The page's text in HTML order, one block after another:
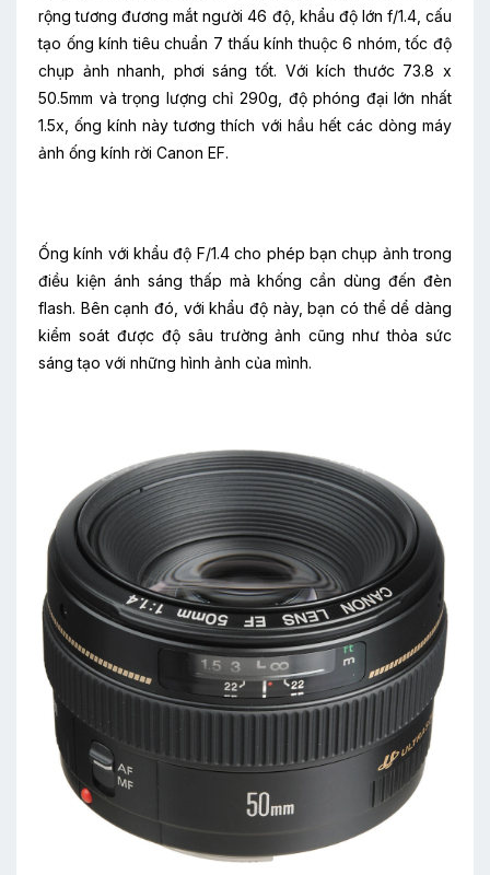
rộng tương đương mắt người 46 độ, khẩu độ lớn f/1.4, cấu
tạo ống kính tiêu chuẩn 7 thấu kính thuộc 6 nhóm, tốc độ
chụp ảnh nhanh, phơi sáng tốt. Với kích thước 73.8 x
50.5mm và trọng lượng chỉ 290g, độ phóng đại lớn nhất
1.5x, ống kính này tương thích với hầu hết các dòng máy
ảnh ống kính rời Canon EF.
Ống kính với khẩu độ F/1.4 cho phép bạn chụp ảnh trong
điều kiện ánh sáng thấp mà khống cần dùng đến đèn
flash. Bên cạnh đó, với khẩu độ này, bạn có thể dể dàng
kiểm soát được độ sâu trường ảnh cũng như thỏa sức
sáng tạo với những hình ảnh của mình.